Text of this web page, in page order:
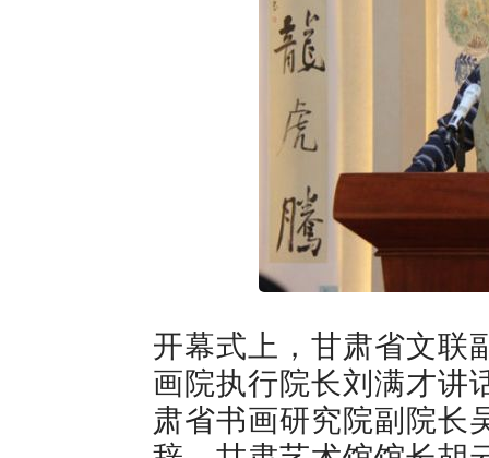
开幕式上，甘肃省文联
画院执行院长刘满才讲
肃省书画研究院副院长